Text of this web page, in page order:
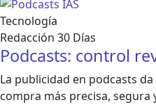
Tecnología
Redacción 30 Días
Podcasts: control
La publicidad en podcasts
compra más precisa, segura